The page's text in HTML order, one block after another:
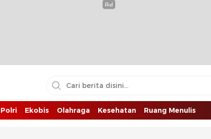
Ekobis Olahraga Kesehatan Ruang Menulis